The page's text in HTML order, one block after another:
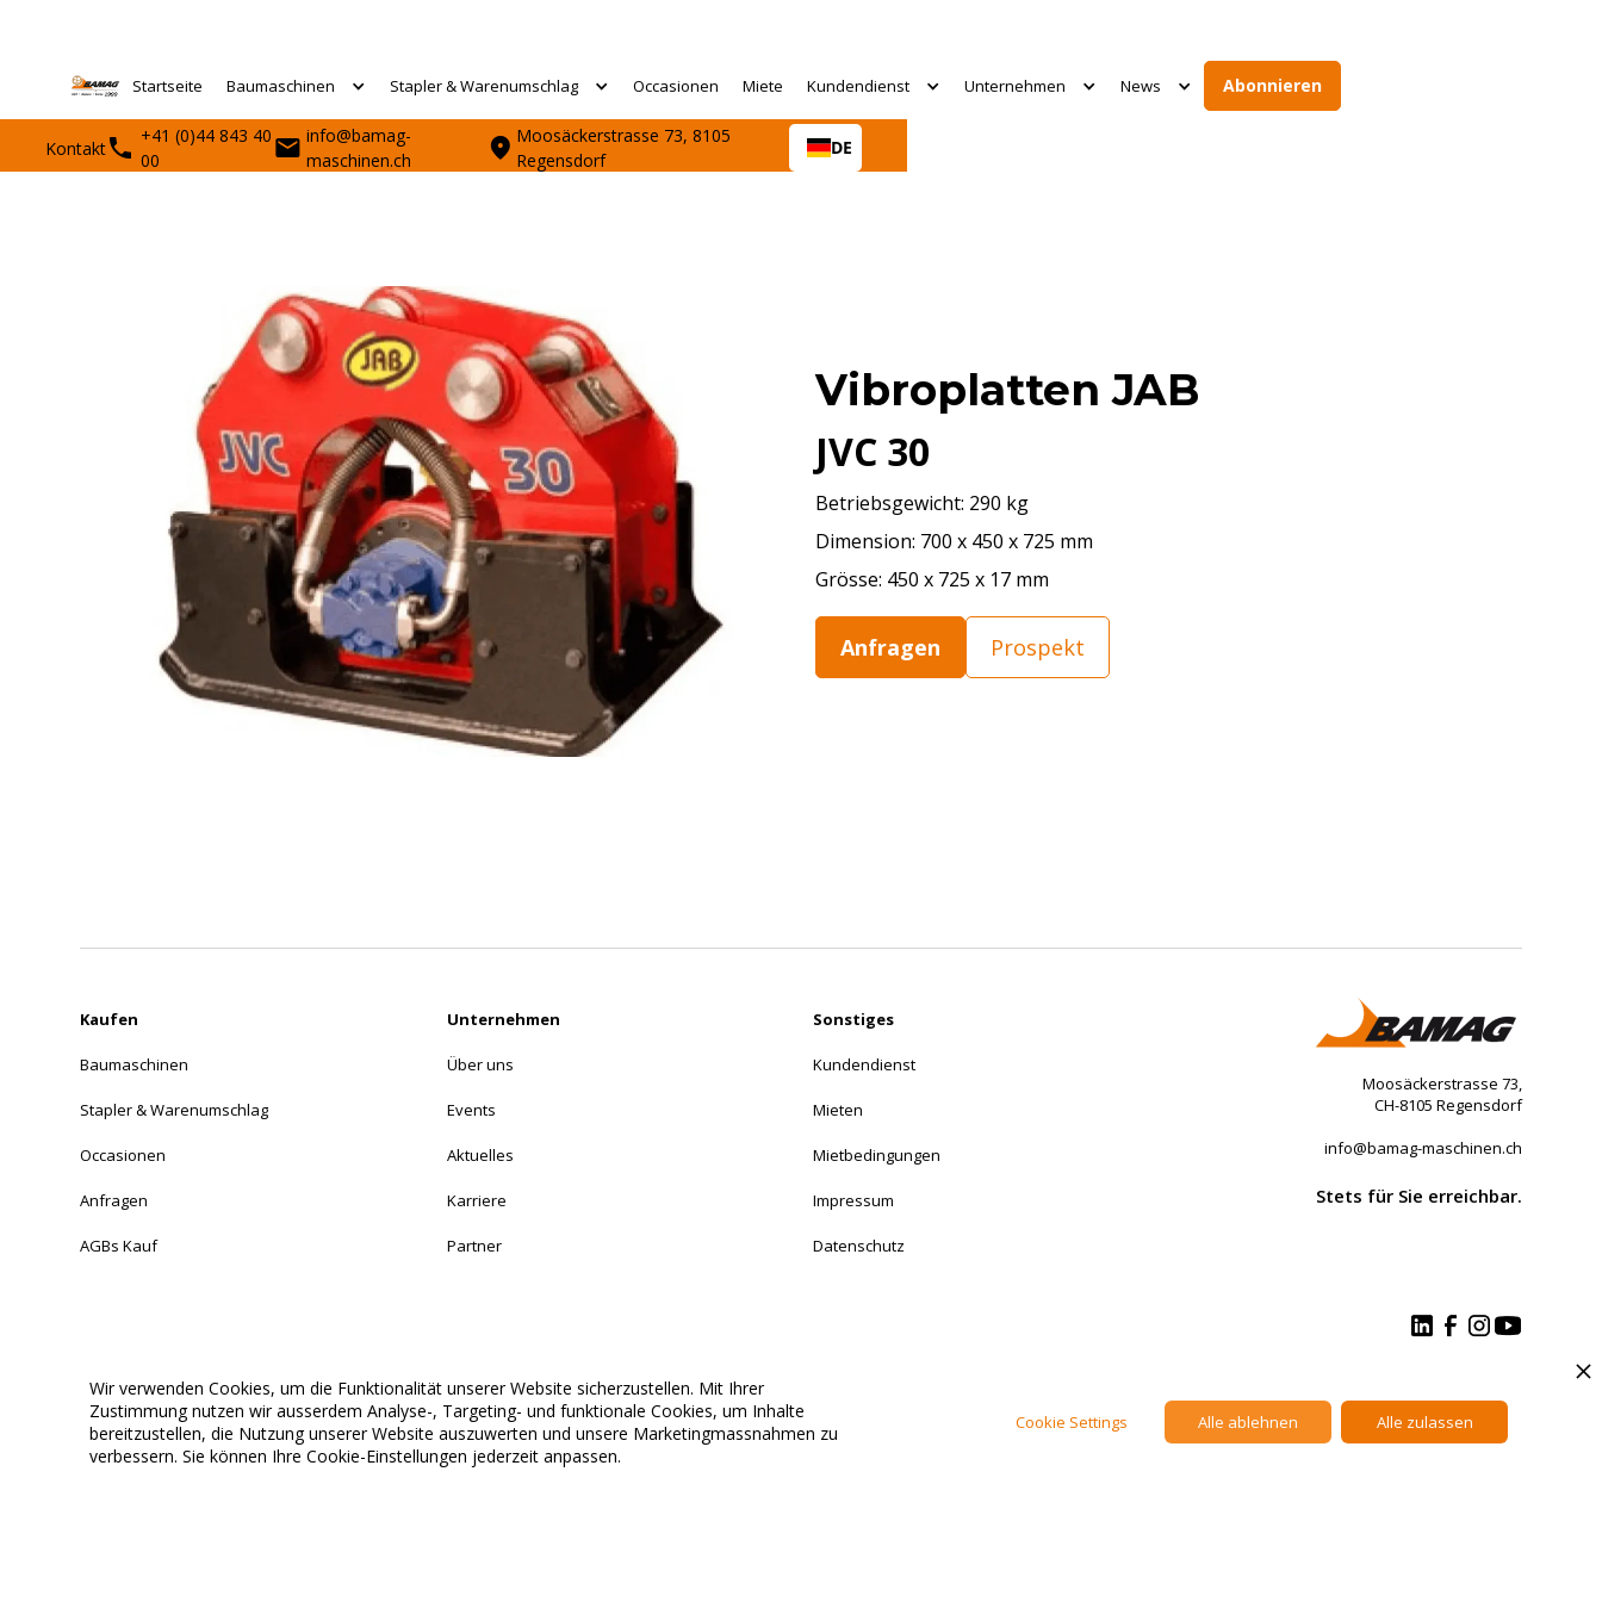
Kontakt
+41 (0)44 843 40
00
info@bamag-
maschinen.ch
Moosäckerstrasse 73, 8105
Regensdorf
DE
Startseite Baumaschinen Stapler & Warenumschlag Occasionen Miete Kundendienst Unternehmen News Abonnieren
Vibroplatten JAB
JVC 30
Betriebsgewicht: 290 kg
Dimension: 700 x 450 x 725 mm
Grösse: 450 x 725 x 17 mm
Anfragen Prospekt
Kaufen
Baumaschinen
Stapler & Warenumschlag
Occasionen
Anfragen
AGBs Kauf
Unternehmen
Über uns
Events
Aktuelles
Karriere
Partner
Sonstiges
Kundendienst
Mieten
Mietbedingungen
Impressum
Datenschutz
Moosäckerstrasse 73,
CH-8105 Regensdorf
info@bamag-maschinen.ch
Stets für Sie erreichbar.
© 2024 Bamag. All rights reserved.
Konzept & Entwicklung von Suissma Digitalisierungs AG.
Stets für Sie erreichbar. DatenschutzImpressum
Wir verwenden Cookies, um die Funktionalität unserer Website sicherzustellen. Mit Ihrer
Zustimmung nutzen wir ausserdem Analyse-, Targeting- und funktionale Cookies, um Inhalte
bereitzustellen, die Nutzung unserer Website auszuwerten und unsere Marketingmassnahmen zu
verbessern. Sie können Ihre Cookie-Einstellungen jederzeit anpassen.
Cookie Settings Alle ablehnen Alle zulassen